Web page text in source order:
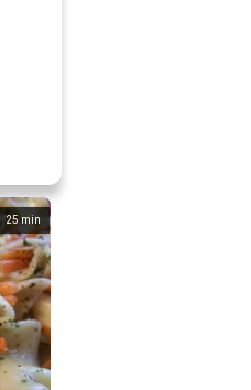
25 min